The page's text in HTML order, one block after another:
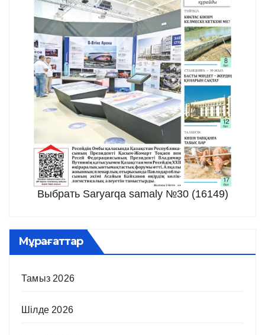
Выбрать Saryarqa samaly №30 (16149)
Мұрағаттар
Тамыз 2026
Шілде 2026